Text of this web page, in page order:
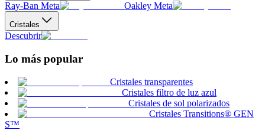
Ray-Ban Meta Oakley Meta
Cristales
Descubrir
Lo más popular
Cristales transparentes
Cristales filtro de luz azul
Cristales de sol polarizados
Cristales Transitions® GEN
S™